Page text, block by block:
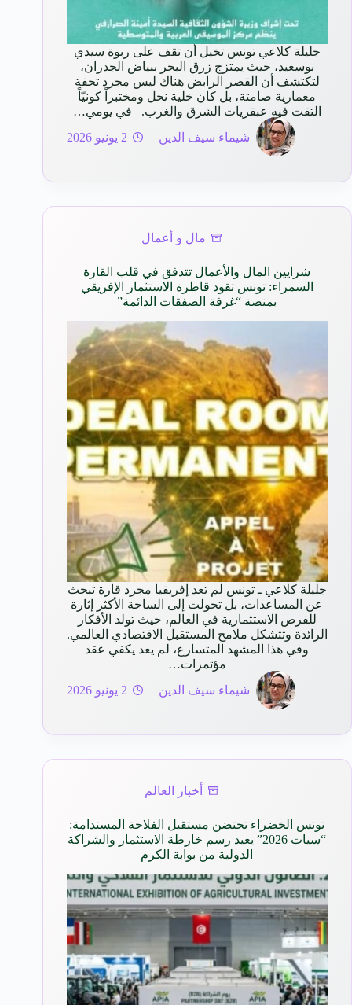
جليلة كلاعي تونس تخيل أن تقف على ربوة سيدي
بوسعيد، حيث يمتزج زرق البحر ببياض الجدران،
لتكتشف أن القصر الرابض هناك ليس مجرد تحفة
معمارية صامتة، بل كان خلية نحل ومختبراً كونيّاً
التقت فيه عبقريات الشرق والغرب. في يومي…
شيماء سيف الدين
2 يونيو 2026
مال و أعمال
شرايين المال والأعمال تتدفق في قلب القارة
السمراء: تونس تقود قاطرة الاستثمار الإفريقي
بمنصة “غرفة الصفقات الدائمة”
جليلة كلاعي ـ تونس لم تعد إفريقيا مجرد قارة تبحث
عن المساعدات، بل تحولت إلى الساحة الأكثر إثارة
للفرص الاستثمارية في العالم، حيث تولد الأفكار
الرائدة وتتشكل ملامح المستقبل الاقتصادي العالمي.
وفي هذا المشهد المتسارع، لم يعد يكفي عقد
مؤتمرات…
شيماء سيف الدين
2 يونيو 2026
أخبار العالم
تونس الخضراء تحتضن مستقبل الفلاحة المستدامة:
“سيات 2026” يعيد رسم خارطة الاستثمار والشراكة
الدولية من بوابة الكرم